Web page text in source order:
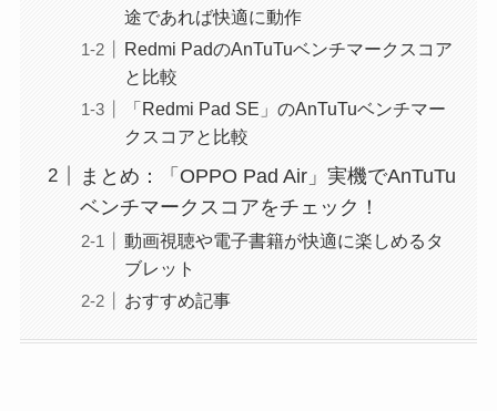
途であれば快適に動作
Redmi PadのAnTuTuベンチマークスコア
と比較
「Redmi Pad SE」のAnTuTuベンチマー
クスコアと比較
まとめ：「OPPO Pad Air」実機でAnTuTu
ベンチマークスコアをチェック！
動画視聴や電子書籍が快適に楽しめるタ
ブレット
おすすめ記事